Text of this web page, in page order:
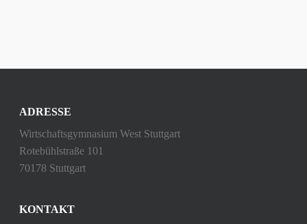
ADRESSE
Wirtschaftsgymnasium West Stuttgart
Rotebühlstraße 101
70178 Stuttgart
KONTAKT